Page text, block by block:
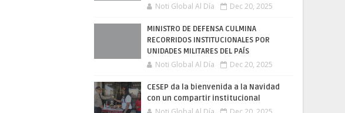
Noti Global Al Día Dec 20, 2025
MINISTRO DE DEFENSA CULMINA
RECORRIDOS INSTITUCIONALES POR
UNIDADES MILITARES DEL PAÍS
Noti Global Al Día Dec 20, 2025
CESEP da la bienvenida a la Navidad
con un compartir institucional